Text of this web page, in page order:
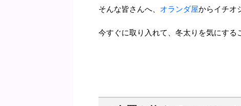
そんな皆さんへ、 オランダ屋からイチオ
今すぐに取り入れて、冬太りを気にす